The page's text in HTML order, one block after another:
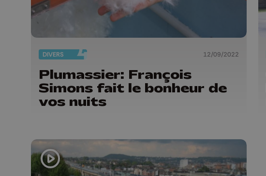
DIVERS 12/09/2022
Plumassier: François
Simons fait le bonheur de
vos nuits